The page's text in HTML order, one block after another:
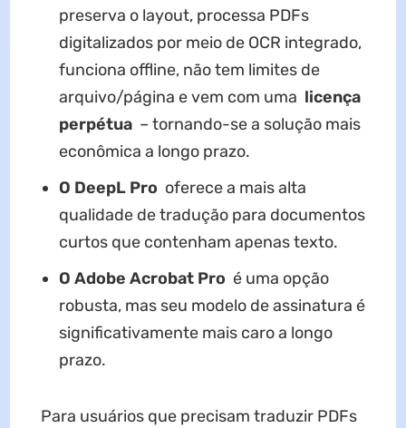
preserva o layout, processa PDFs
digitalizados por meio de OCR integrado,
funciona offline, não tem limites de
arquivo/página e vem com uma licença
perpétua– tornando-se a solução mais
econômica a longo prazo.
O DeepL Pro oferece a mais alta
qualidade de tradução para documentos
curtos que contenham apenas texto.
O Adobe Acrobat Pro é uma opção
robusta, mas seu modelo de assinatura é
significativamente mais caro a longo
prazo.
Para usuários que precisam traduzir PDFs